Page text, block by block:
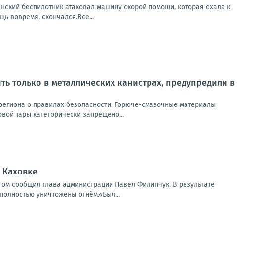
беспилотник атаковал машину скорой помощи, которая ехала к
вовремя, скончался.Все...
только в металлических канистрах, предупредили в
о правилах безопасности. Горюче-смазочные материалы
тары категорически запрещено...
сообщил глава администрации Павел Филипчук. В результате
уничтожены огнём.«Был...